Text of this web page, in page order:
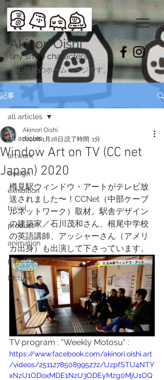
Akinori Oishi
tiny smile characters
​大石暁規のホームページです。
記事
all articles
artwork
design
exhibition
travel
product
animation
publishing
lecture
all articles
Window Art on TV (CC net
Japan) 2020
Akinori Oishi
2020年1月28日 読了時間: 1分
樽見駅ウィンドウ・アートがテレビ放
送されました〜！CCNet（中部ケーブ
ルネットワーク）取材。駅舎デザイン
の建築家／石川茂和さん、根尾中学校
の英語講師、アッシャーさん（アメリ
カ出身）も出演して下さっています。
TV program : "Weekly Motosu" :
https://www.facebook.com/akinori.oishi.art
/videos/2511278508995272/UzpfSTU4NTY
xNzU1ODoxMDE1NzU3ODEyMzg0MjU1OQ